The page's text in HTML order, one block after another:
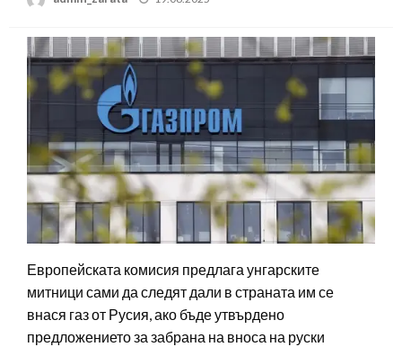
Европейската комисия предлага унгарските
митници сами да следят дали в страната им се
внася газ от Русия, ако бъде утвърдено
предложението за забрана на вноса на руски